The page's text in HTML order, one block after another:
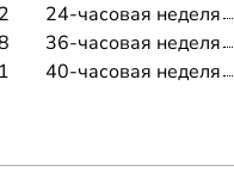
24-часовая неделя
36-часовая неделя
40-часовая неделя